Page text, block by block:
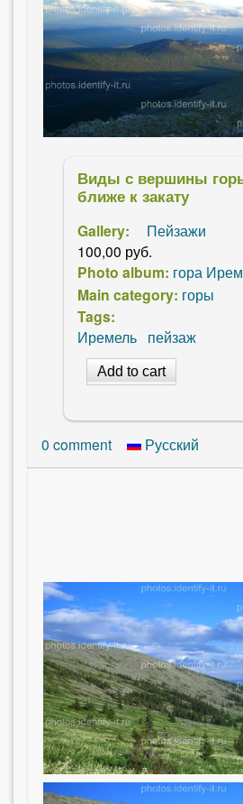
Виды с вершины
ближе к закату
Gallery:
Пейзажи
100,00 руб.
Photo album: гора
Main category: горы
Tags:
Иремель пейзаж
0 comment Русский